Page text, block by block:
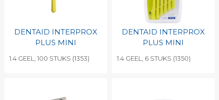
DENTAID INTERPROX
PLUS MINI
1.4 GEEL, 100 STUKS (1353)
DENTAID INTERPROX
PLUS MINI
1.4 GEEL, 6 STUKS (1350)